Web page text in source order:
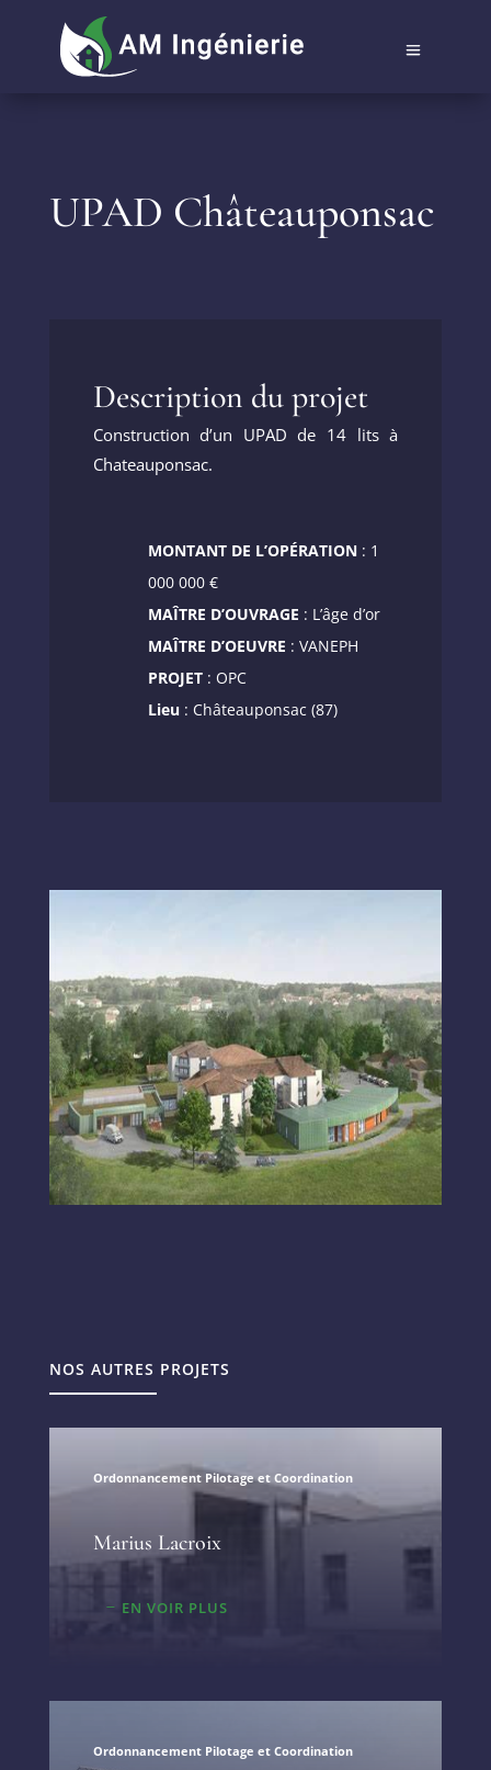
UPAD Châteauponsac
Description du projet
Construction d’un UPAD de 14 lits à
Chateauponsac.
MONTANT DE L’OPÉRATION: 1
000 000 €
MAÎTRE D’OUVRAGE : L’âge d’or
MAÎTRE D’OEUVRE : VANEPH
PROJET: OPC
Lieu : Châteauponsac (87)
NOS AUTRES PROJETS
Ordonnancement Pilotage et Coordination
Marius Lacroix
EN VOIR PLUS
Ordonnancement Pilotage et Coordination